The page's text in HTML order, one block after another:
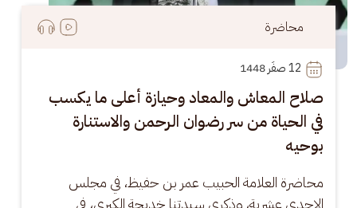
محاضرة
12
صلاح المعاش والمعاد وحيازة أعلى ما يكسب
في الحياة من سر رضوان الرحمن والاستنارة
بوحيه
محاضرة العلامة الحبيب عمر بن حفيظ، في مجلس